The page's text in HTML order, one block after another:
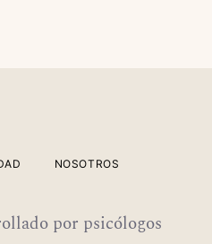
NOSOTROS
por psicólogos